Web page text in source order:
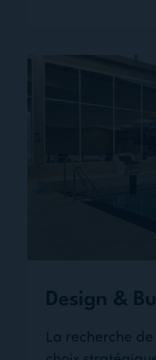
Design &
La recherche